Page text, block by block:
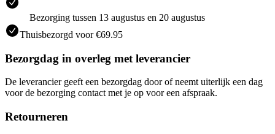
Bezorging tussen 13 augustus en 20 augustus
Thuisbezorgd voor €69.95
Bezorgdag in overleg met leverancier
De leverancier geeft een bezorgdag door of neemt uiterlijk een dag
voor de bezorging contact met je op voor een afspraak.
Retourneren